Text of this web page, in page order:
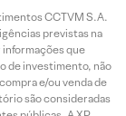
CCTVM S.A.
previstas na
que
de investimento, não
e/ou venda de
são consideradas